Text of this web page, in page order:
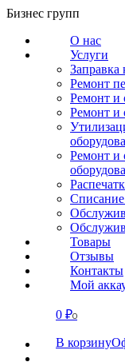
Перейти
содержанию
Бизнес групп
О нас
Услуги
Заправка
Ремонт
Ремонт и
Ремонт и
Ремонт и
Товары
Отзывы
Контакты
Мой
0 ₽0
В корзину
СВЯЗАТЬСЯ
О нас